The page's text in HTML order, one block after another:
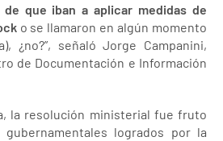
de que iban a aplicar medidas de
o se llamaron en algún momento
¿no?”, señaló Jorge Campanini,
de Documentación e Información
la resolución ministerial fue fruto
logrados por la